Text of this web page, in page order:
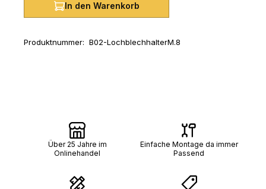
In den Warenkorb
Produktnummer: B02-LochblechhalterM.8
Über 25 Jahre im
Onlinehandel
Einfache Montage da immer
Passend